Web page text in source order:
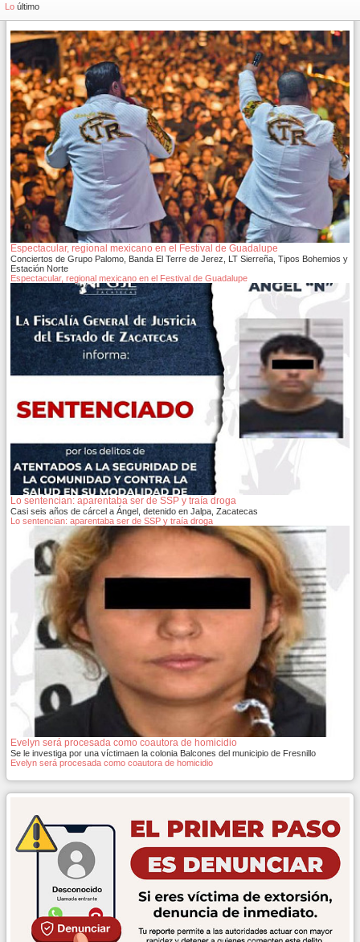
Lo último
Espectacular, regional mexicano en el Festival de Guadalupe
Conciertos de Grupo Palomo, Banda El Terre de Jerez, LT Sierreña, Tipos Bohemios y
Estación Norte
Espectacular, regional mexicano en el Festival de Guadalupe
Lo sentencian: aparentaba ser de SSP y traía droga
Casi seis años de cárcel a Ángel, detenido en Jalpa, Zacatecas
Lo sentencian: aparentaba ser de SSP y traía droga
Evelyn será procesada como coautora de homicidio
Se le investiga por una víctimaen la colonia Balcones del municipio de Fresnillo
Evelyn será procesada como coautora de homicidio